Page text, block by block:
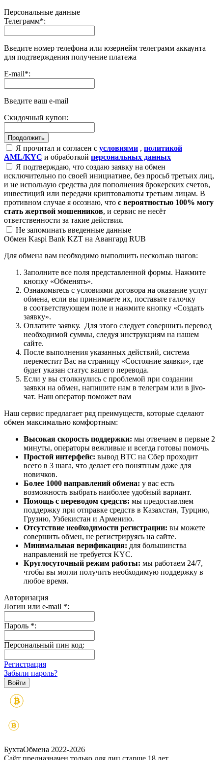
Персональные данные
Телеграмм*:
Введите номер телефона или юзернейм телеграмм аккаунта
для подтверждения получение платежа
E-mail*:
Введите ваш e-mail
Скидочный купон:
Я прочитал и согласен с условиями , политикой
AML/KYC и обработкой персональных данных
Я подтверждаю, что создаю заявку на обмен
исключительно по своей инициативе, без просьб третьих лиц,
и не использую средства для пополнения брокерских счетов,
инвестиций или передачи криптовалюты третьим лицам. В
противном случае я осознаю, что с вероятностью 100% могу
стать жертвой мошенников, и сервис не несёт
ответственности за такие действия.
Не запоминать введенные данные
Обмен Kaspi Bank KZT на Авангард RUB
Для обмена вам необходимо выполнить несколько шагов:
Заполните все поля представленной формы. Нажмите
кнопку «Обменять».
Ознакомьтесь с условиями договора на оказание услуг
обмена, если вы принимаете их, поставьте галочку
в соответствующем поле и нажмите кнопку «Создать
заявку».
Оплатите заявку. Для этого следует совершить перевод
необходимой суммы, следуя инструкциям на нашем
сайте.
После выполнения указанных действий, система
переместит Вас на страницу «Состояние заявки», где
будет указан статус вашего перевода.
Если у вы столкнулись с проблемой при создании
заявки на обмен, напишите нам в телеграм или в jivo-
чат. Наш оператор поможет вам
Наш сервис предлагает ряд преимуществ, которые сделают
обмен максимально комфортным:
Высокая скорость поддержки: мы отвечаем в первые 2
минуты, операторы вежливые и всегда готовы помочь.
Простой интерфейс: вывод BTC на Сбер проходит
всего в 3 шага, что делает его понятным даже для
новичков.
Более 1000 направлений обмена: у вас есть
возможность выбрать наиболее удобный вариант.
Помощь с переводом средств: мы предоставляем
поддержку при отправке средств в Казахстан, Турцию,
Грузию, Узбекистан и Армению.
Отсутствие необходимости регистрации: вы можете
совершить обмен, не регистрируясь на сайте.
Минимальная верификация: для большинства
направлений не требуется KYC.
Круглосуточный режим работы: мы работаем 24/7,
чтобы вы могли получить необходимую поддержку в
любое время.
Авторизация
Логин или e-mail *:
Пароль *:
Персональный пин код:
Регистрация
Забыли пароль?
БухтаОбмена 2022-2026
Сайт предназначен только для лиц старше 18 лет